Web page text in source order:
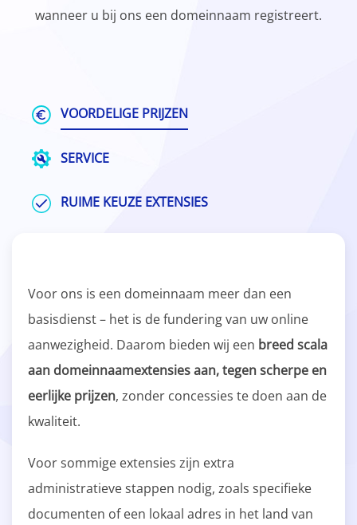
wanneer u bij ons een domeinnaam registreert.
VOORDELIGE PRIJZEN
SERVICE
RUIME KEUZE EXTENSIES
Voor ons is een domeinnaam meer dan een
basisdienst – het is de fundering van uw online
aanwezigheid. Daarom bieden wij een breed scala
aan domeinnaamextensies aan, tegen scherpe en
eerlijke prijzen, zonder concessies te doen aan de
kwaliteit.
Voor sommige extensies zijn extra
administratieve stappen nodig, zoals specifieke
documenten of een lokaal adres in het land van